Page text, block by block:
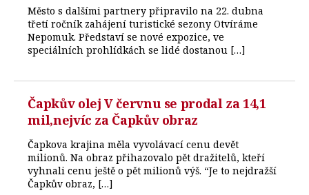
Město s dalšími partnery připravilo na 22. dubna
třetí ročník zahájení turistické sezony Otvíráme
Nepomuk. Představí se nové expozice, ve
speciálních prohlídkách se lidé dostanou […]
Čapkův olej V červnu se prodal za 14,1
mil,nejvíc za Čapkův obraz
Čapkova krajina měla vyvolávací cenu devět
milionů. Na obraz přihazovalo pět dražitelů, kteří
vyhnali cenu ještě o pět milionů výš. “Je to nejdražší
Čapkův obraz, […]